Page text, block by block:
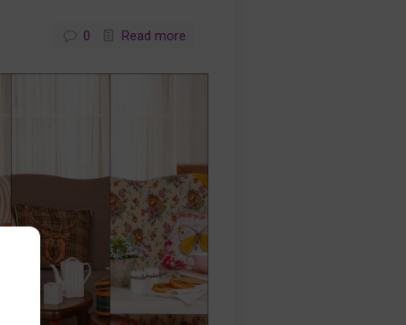
0 Read more